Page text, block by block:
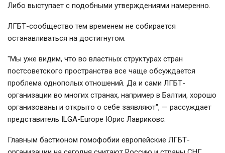
Либо выступает с подобными утверждениями намеренно.
ЛГБТ-сообщество тем временем не собирается
останавливаться на достигнутом.
"Мы уже видим, что во властных структурах стран
постсоветского пространства все чаще обсуждается
проблема однополых отношений. Да и сами ЛГБТ-
организации во многих странах, например в Балтии, хорошо
организованы и открыто о себе заявляют", — рассуждает
представитель ILGA-Europe Юрис Лавриковс.
Главным бастионом гомофобии европейские ЛГБТ-